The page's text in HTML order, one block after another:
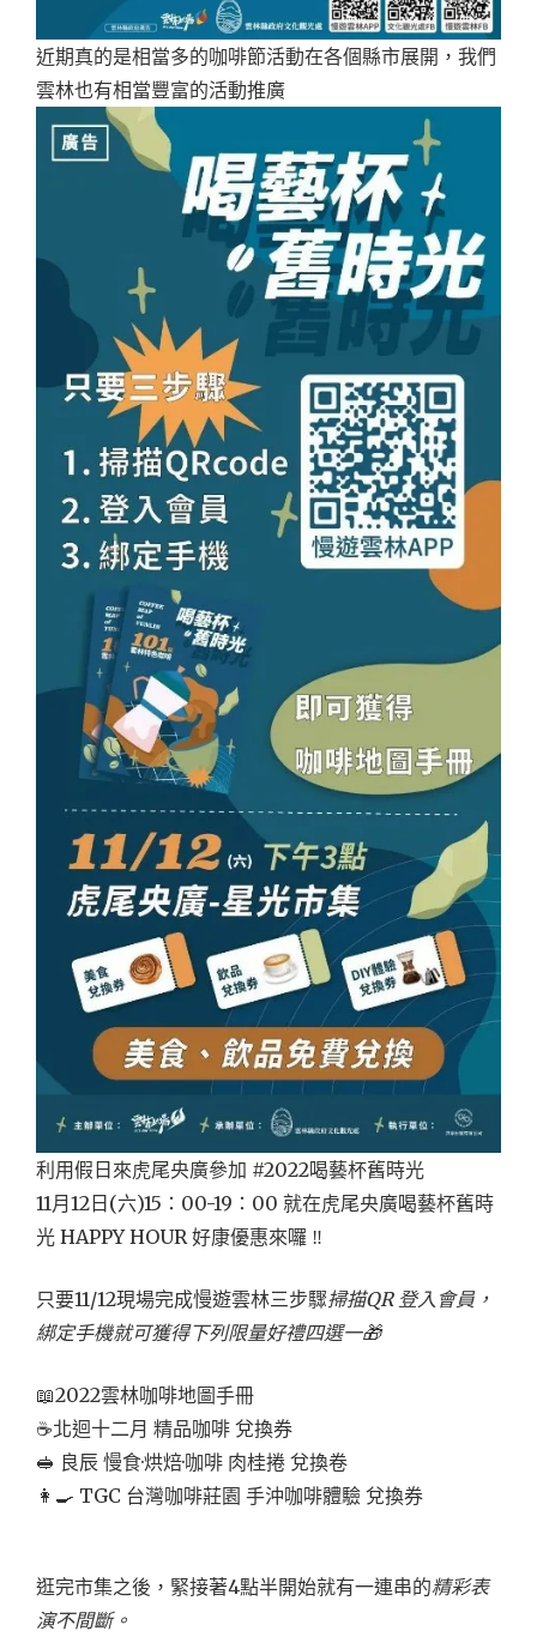
近期真的是相當多的咖啡節活動在各個縣市展開，我們
雲林也有相當豐富的活動推廣
利用假日來虎尾央廣參加 #2022喝藝杯舊時光
11月12日(六)15：00-19：00 就在虎尾央廣喝藝杯舊時
光 HAPPY HOUR 好康優惠來囉 ‼️
只要11/12現場完成慢遊雲林三步驟掃描QR 登入會員，
綁定手機就可獲得下列限量好禮四選一🎁
📖2022雲林咖啡地圖手冊
☕北迴十二月 精品咖啡 兌換券
🥪 良辰 慢食·烘焙·咖啡 肉桂捲 兌換卷
👩‍🍳 TGC 台灣咖啡莊園 手沖咖啡體驗 兌換券​
逛完市集之後，緊接著4點半開始就有一連串的精彩表
演不間斷。